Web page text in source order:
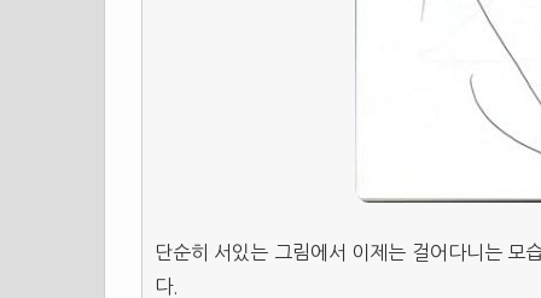
단순히 서있는 그림에서 이제는 걸어다니는 모
다.